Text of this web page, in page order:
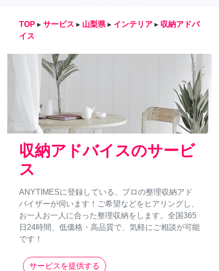
TOP ▸ サービス ▸ 山梨県 ▸ インテリア ▸ 収納アドバ
イス
収納アドバイスのサービ
ス
ANYTIMESに登録している、プロの整理収納アド
バイザーが伺います！ご希望などをヒアリングし、
お一人お一人に合った整理収納をします。全国365
日24時間、低価格・高品質で、気軽にご相談が可能
です！
サービスを提供する